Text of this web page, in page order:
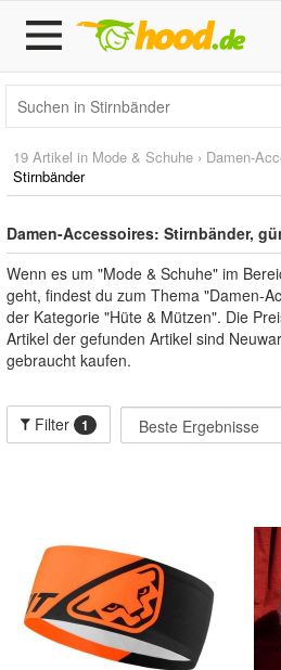
19 Artikel in Mode & Schuhe › Damen-
Stirnbänder
Damen-Accessoires: Stirnbänder,
Wenn es um "Mode & Schuhe" im
geht, findest du zum Thema "Damen-
der Kategorie "Hüte & Mützen". Die
Artikel der gefunden Artikel sind
gebraucht kaufen.
Filter 1